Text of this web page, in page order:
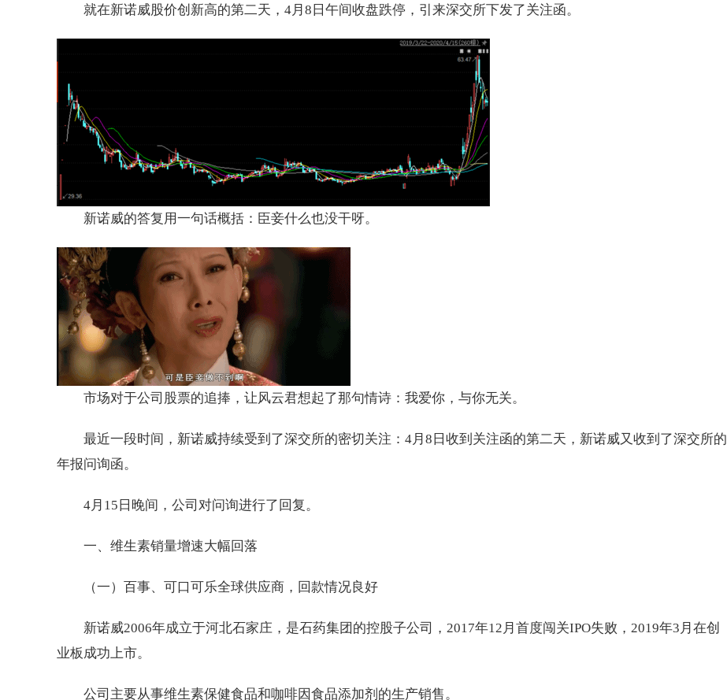
就在新诺威股价创新高的第二天，4月8日午间收盘跌停，引来深交所下发了关注函。
新诺威的答复用一句话概括：臣妾什么也没干呀。
市场对于公司股票的追捧，让风云君想起了那句情诗：我爱你，与你无关。
最近一段时间，新诺威持续受到了深交所的密切关注：4月8日收到关注函的第二天，新诺威又收到了深交所的
年报问询函。
4月15日晚间，公司对问询进行了回复。
一、维生素销量增速大幅回落
（一）百事、可口可乐全球供应商，回款情况良好
新诺威2006年成立于河北石家庄，是石药集团的控股子公司，2017年12月首度闯关IPO失败，2019年3月在创
业板成功上市。
公司主要从事维生素保健食品和咖啡因食品添加剂的生产销售。